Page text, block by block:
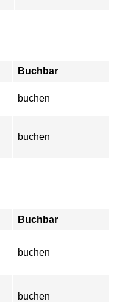
Buchbar
buchen
buchen
Buchbar
buchen
buchen